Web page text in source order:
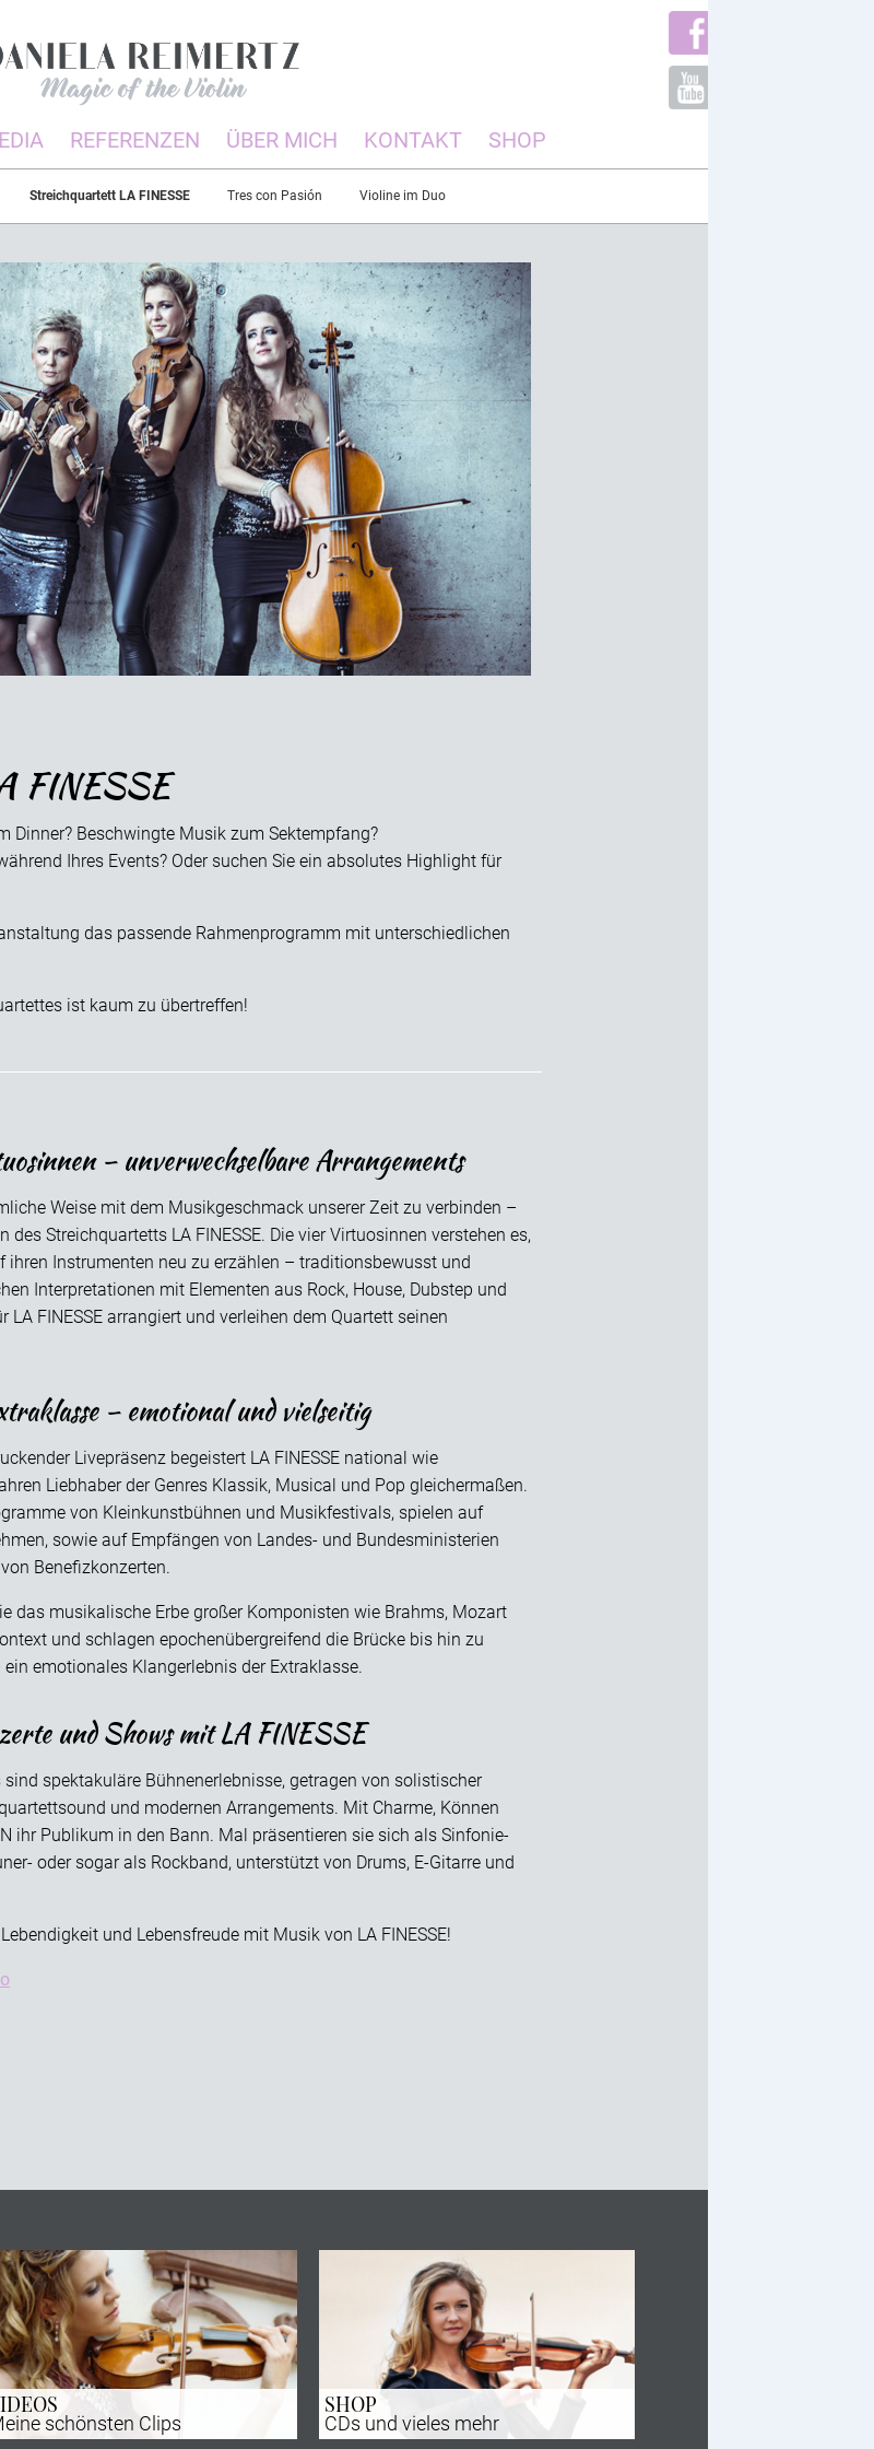
Streichquartett LA FINESSE Tres con Pasión Violine im Duo
REFERENZEN ÜBER MICH KONTAKT SHOP
FINESSE
Dinner? Beschwingte Musik zum Sektempfang?
Ihres Events? Oder suchen Sie ein absolutes Highlight für
das passende Rahmenprogramm mit unterschiedlichen
ist kaum zu übertreffen!
– unverwechselbare Arrangements
Weise mit dem Musikgeschmack unserer Zeit zu verbinden –
Streichquartetts LA FINESSE. Die vier Virtuosinnen verstehen es,
ihren Instrumenten neu zu erzählen – traditionsbewusst und
Interpretationen mit Elementen aus Rock, House, Dubstep und
LA FINESSE arrangiert und verleihen dem Quartett seinen
– emotional und vielseitig
Livepräsenz begeistert LA FINESSE national wie
Liebhaber der Genres Klassik, Musical und Pop gleichermaßen.
von Kleinkunstbühnen und Musikfestivals, spielen auf
sowie auf Empfängen von Landes- und Bundesministerien
Benefizkonzerten.
das musikalische Erbe großer Komponisten wie Brahms, Mozart
und schlagen epochenübergreifend die Brücke bis hin zu
emotionales Klangerlebnis der Extraklasse.
und Shows mit LA FINESSE
sind spektakuläre Bühnenerlebnisse, getragen von solistischer
und modernen Arrangements. Mit Charme, Können
ihr Publikum in den Bann. Mal präsentieren sie sich als Sinfonie-
oder sogar als Rockband, unterstützt von Drums, E-Gitarre und
und Lebensfreude mit Musik von LA FINESSE!
schönsten Clips
SHOP
CDs und vieles mehr